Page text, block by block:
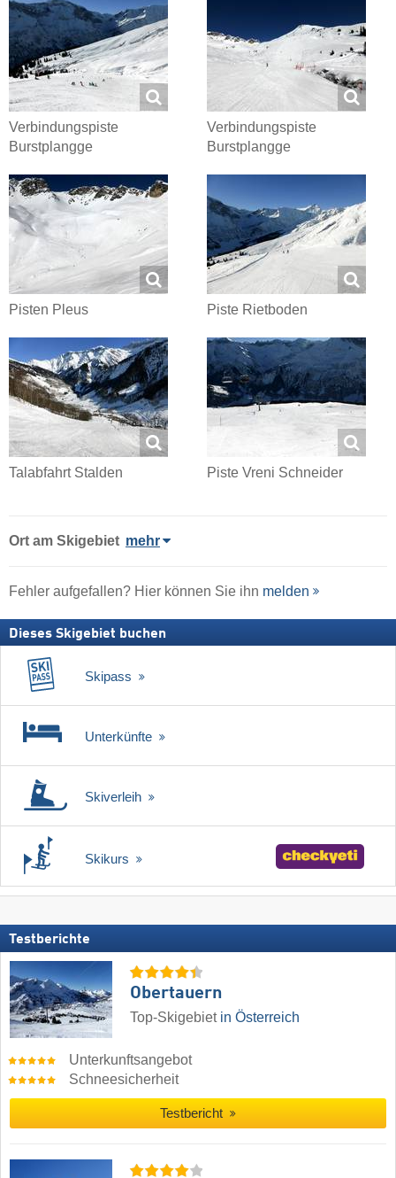
Verbindungspiste
Burstplangge
Verbindungspiste
Burstplangge
Pisten Pleus Piste Rietboden
Talabfahrt Stalden Piste Vreni Schneider
Ort am Skigebiet mehr
Fehler aufgefallen? Hier können Sie ihn melden
Dieses Skigebiet buchen
Skipass
Unterkünfte
Skiverleih
Skikurs
Testberichte
Obertauern
Top-Skigebiet in Österreich
Unterkunftsangebot
Schneesicherheit
Testbericht